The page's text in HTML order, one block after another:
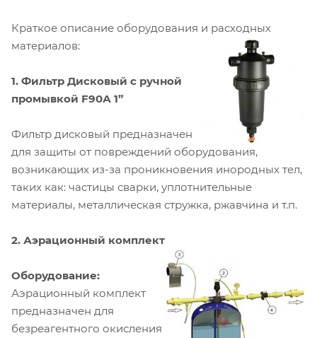
Краткое описание оборудования и расходных
материалов:
1. Фильтр Дисковый с ручной
промывкой F90А 1”
Фильтр дисковый предназначен
для защиты от повреждений оборудования,
возникающих из-за проникновения инородных тел,
таких как: частицы сварки, уплотнительные
материалы, металлическая стружка, ржавчина и т.п.
2. Аэрационный комплект
Оборудование:
Аэрационный комплект
предназначен для
безреагентного окисления